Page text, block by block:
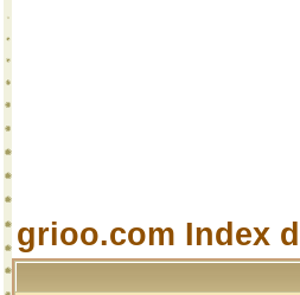
grioo.com Index